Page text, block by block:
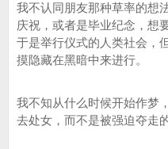
我不认同朋友那种草率的想
庆祝，或者是毕业纪念，想
于是举行仪式的人类社会，
摸隐藏在黑暗中来进行。
我不知从什么时候开始作梦
去处女，而不是被强迫夺走